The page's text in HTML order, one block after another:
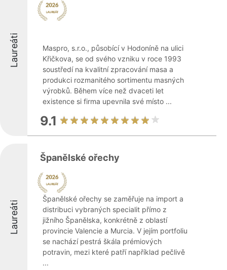
Laureáti
Maspro, s.r.o., působící v Hodoníně na ulici
Křičkova, se od svého vzniku v roce 1993
soustředí na kvalitní zpracování masa a
produkci rozmanitého sortimentu masných
výrobků. Během více než dvaceti let
existence si firma upevnila své místo ...
9.1
Laureáti
Španělské ořechy
Španělské ořechy se zaměřuje na import a
distribuci vybraných specialit přímo z
jižního Španělska, konkrétně z oblastí
provincie Valencie a Murcia. V jejím portfoliu
se nachází pestrá škála prémiových
potravin, mezi které patří například pečlivě
...